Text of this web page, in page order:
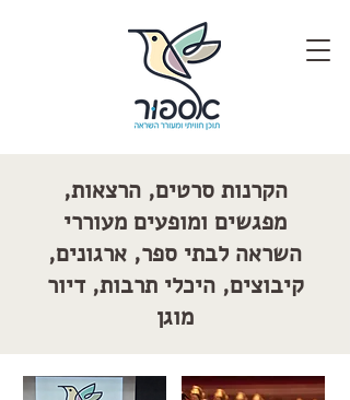
הקרנות סרטים, הרצאות,
מפגשים ומופעים מעוררי
השראה לבתי ספר, ארגונים,
קיבוצים, היכלי תרבות, דיור
מוגן